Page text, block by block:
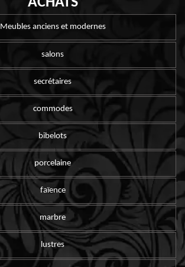
Meubles anciens et modernes
salons
secrétaires
commodes
bibelots
porcelaine
faïence
marbre
lustres